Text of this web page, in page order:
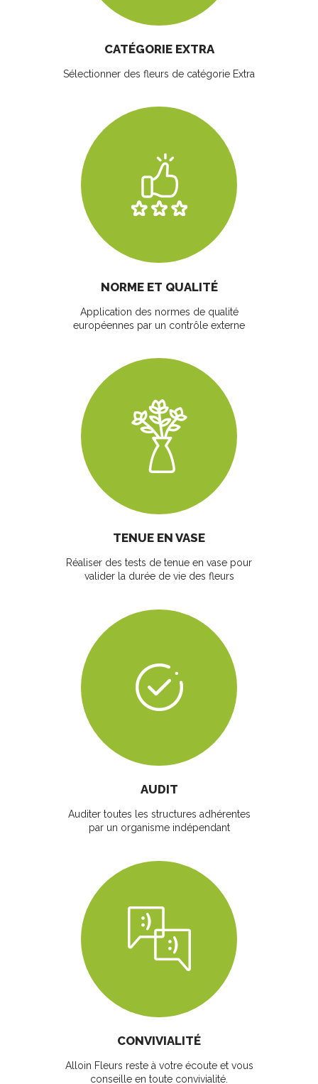
CATÉGORIE EXTRA
Sélectionner des fleurs de catégorie Extra
NORME ET QUALITÉ
Application des normes de qualité
européennes par un contrôle externe
TENUE EN VASE
Réaliser des tests de tenue en vase pour
valider la durée de vie des fleurs
AUDIT
Auditer toutes les structures adhérentes
par un organisme indépendant
CONVIVIALITÉ
Alloin Fleurs reste à votre écoute et vous
conseille en toute convivialité.